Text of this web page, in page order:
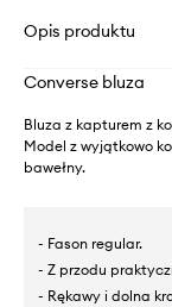
Opis produktu
Converse bluza
Bluza z kapturem z
Model z wyjątkowo
bawełny.
- Fason regular.
- Z przodu
- Rękawy i dolna